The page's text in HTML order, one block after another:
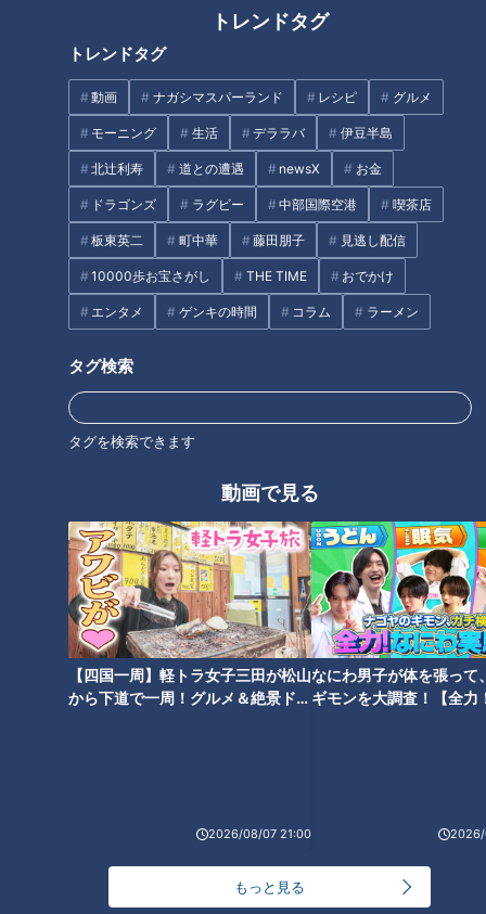
トレンドタグ
トレンドタグ
動画 ナガシマスパーランド レシピ グルメ
モーニング 生活 デララバ 伊豆半島
北辻利寿 道との遭遇 newsX お金
ドラゴンズ ラグビー 中部国際空港 喫茶店
板東英二 町中華 藤田朋子 見逃し配信
10000歩お宝さがし THE TIME おでかけ
エンタメ ゲンキの時間 コラム ラーメン
タグ検索
タグを検索できます
動画で見る
【四国一周】軽トラ女子三田が松山
から下道で一周！グルメ＆絶景ドラ
2026/08/07 21:00
なにわ男子が体を張って
ギモンを大調査！【全力
2026/
もっと見る
険なあざ”のサインも！あざによ
る病気のサインや早期発見のヒ
やろう！器具のいらないエクサ
サイズ
【雑談】喋りのプロの4人が
「ノーカット・無計画」で雑談
してみた結果は？
友廣アナの自転車旅｜知多半島
から渥美半島の先端へ！新シリ
ーズ始動 125kmの自転車旅！
【チャント！特集】
タグ
友廣アナの自転車旅｜愛知・蒲郡市へ！三河湾ぐる